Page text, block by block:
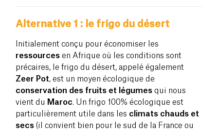
Alternative 1 : le frigo du désert
Initialement conçu pour économiser les
ressources en Afrique où les conditions sont
précaires, le frigo du désert, appelé également
Zeer Pot, est un moyen écologique de
conservation des fruits et légumes qui nous
vient du Maroc. Un frigo 100% écologique est
particulièrement utile dans les climats chauds et
secs (il convient bien pour le sud de la France ou